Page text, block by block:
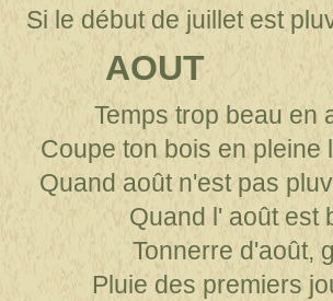
Si le début de juillet est
AOUT
Temps trop beau en
Coupe ton bois en pleine
Quand août n'est pas
Quand l' août est
Tonnerre d'août,
Pluie des premiers